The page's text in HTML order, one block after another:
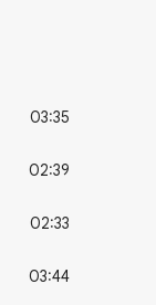
03:35
02:39
02:33
03:44